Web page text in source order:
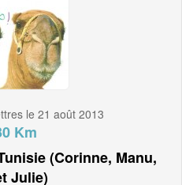
le 21 août 2013
Km
(Corinne, Manu,
Julie)